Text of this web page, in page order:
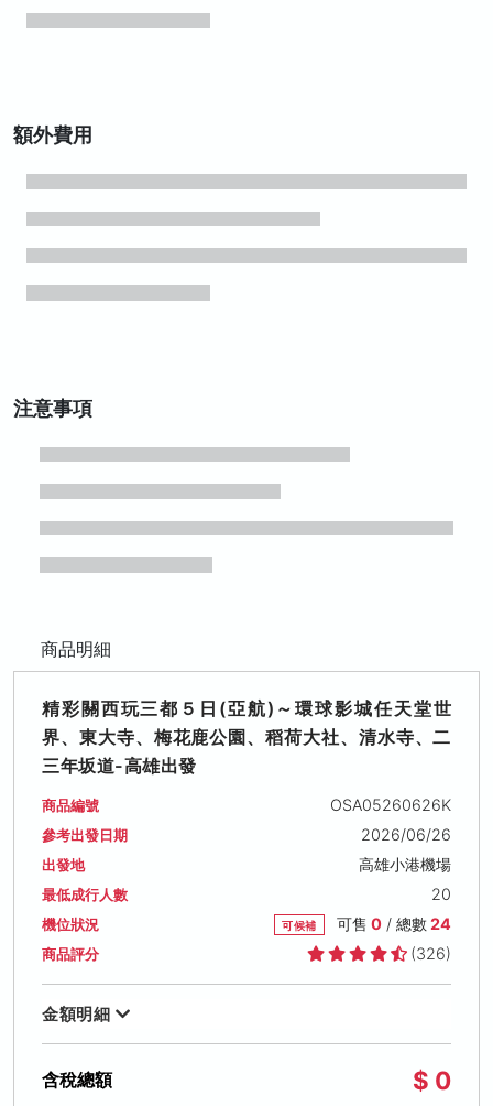
額外費用
注意事項
商品明細
精彩關西玩三都５日(亞航)～環球影城任天堂世
界、東大寺、梅花鹿公園、稻荷大社、清水寺、二
三年坂道-高雄出發
商品編號 OSA05260626K
參考出發日期 2026/06/26
出發地 高雄小港機場
最低成行人數 20
機位狀況 可候補 可售 0/ 總數24
商品評分 (326)
金額明細
含稅總額 $ 0